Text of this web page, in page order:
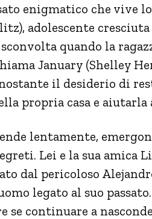
enigmatico che vive
adolescente
quando la
January (Shelley
il desiderio di
propria casa e
lentamente,
Lei e la sua amica
dal pericoloso
legato al suo
se continuare a